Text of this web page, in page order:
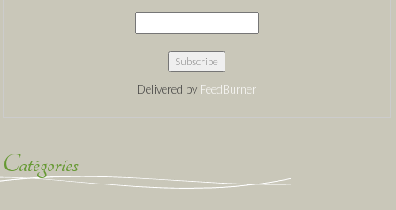
Delivered by FeedBurner
Catégories